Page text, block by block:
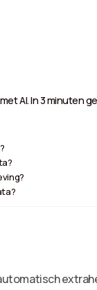
AI. In 3 minuten